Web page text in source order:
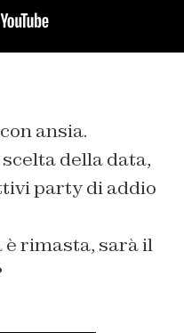
ansia.
della data,
party di addio
è rimasta, sarà il